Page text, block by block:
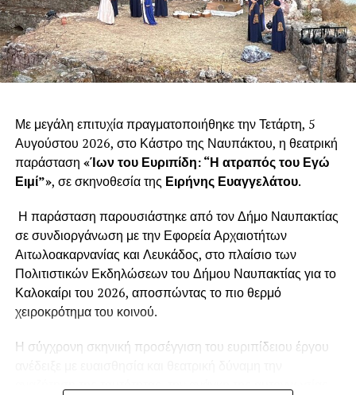
Με μεγάλη επιτυχία πραγματοποιήθηκε την Τετάρτη, 5
Αυγούστου 2026, στο Κάστρο της Ναυπάκτου, η θεατρική
παράσταση «Ίων του Ευριπίδη: “Η ατραπός του Εγώ
Ειμί”», σε σκηνοθεσία της Ειρήνης Ευαγγελάτου.
Η παράσταση παρουσιάστηκε από τον Δήμο Ναυπακτίας
σε συνδιοργάνωση με την Εφορεία Αρχαιοτήτων
Αιτωλοακαρνανίας και Λευκάδος, στο πλαίσιο των
Πολιτιστικών Εκδηλώσεων του Δήμου Ναυπακτίας για το
Καλοκαίρι του 2026, αποσπώντας το πιο θερμό
χειροκρότημα του κοινού.
Η σύγχρονη σκηνική προσέγγιση του ευριπίδειου έργου